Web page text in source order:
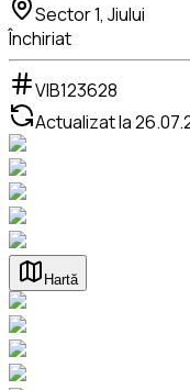
Sector 1, Jiului
Închiriat
VIB123628
Actualizat la
Hartă